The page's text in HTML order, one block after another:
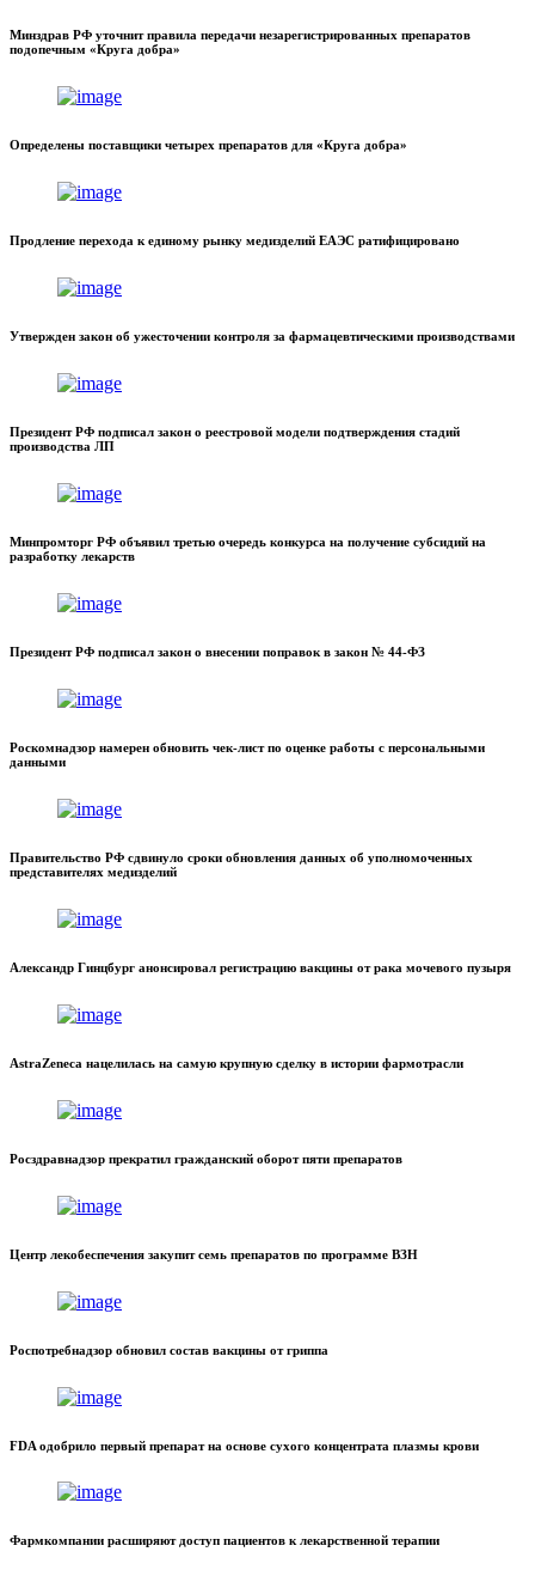
Минздрав РФ уточнит правила передачи незарегистрированных препаратов
подопечным «Круга добра»
Определены поставщики четырех препаратов для «Круга добра»
Продление перехода к единому рынку медизделий ЕАЭС ратифицировано
Утвержден закон об ужесточении контроля за фармацевтическими производствами
Президент РФ подписал закон о реестровой модели подтверждения стадий
производства ЛП
Минпромторг РФ объявил третью очередь конкурса на получение субсидий на
разработку лекарств
Президент РФ подписал закон о внесении поправок в закон № 44-ФЗ
Роскомнадзор намерен обновить чек-лист по оценке работы с персональными
данными
Правительство РФ сдвинуло сроки обновления данных об уполномоченных
представителях медизделий
Александр Гинцбург анонсировал регистрацию вакцины от рака мочевого пузыря
AstraZeneca нацелилась на самую крупную сделку в истории фармотрасли
Росздравнадзор прекратил гражданский оборот пяти препаратов
Центр лекобеспечения закупит семь препаратов по программе ВЗН
Роспотребнадзор обновил состав вакцины от гриппа
FDA одобрило первый препарат на основе сухого концентрата плазмы крови
Фармкомпании расширяют доступ пациентов к лекарственной терапии